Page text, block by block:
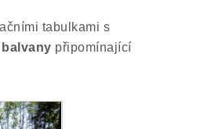
tabulkami s
připomínající